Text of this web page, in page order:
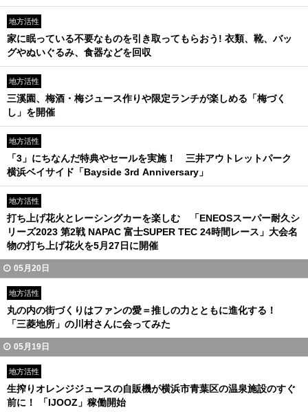
地方活性
家に眠っている不要なものを引き取ってもらおう! 衣類、靴、バッ
グやぬいぐるみ、食器などを回収
地方活性
三溪園、梅酒・梅ジュース作りや限定ランチが楽しめる「梅づく
し」を開催
地方活性
「3」にちなんだ特典やセールを実施！ 三井アウトレットパーク
横浜ベイサイド「Bayside 3rd Anniversary」
地方活性
打ち上げ花火とレーシングカーを楽しむ 「ENEOSスーパー耐久シ
リーズ2023 第2戦 NAPAC 富士SUPER TEC 24時間レース」大会名
物の打ち上げ花火を5月27日に開催
05月20日
地方活性
丸の内の街づくりはファンの愛＝推しの力とともに進化する！
「三菱地所」の川村さんに会ってみた
05月19日
地方活性
生搾りオレンジジュースの自販機が横浜市青葉区の温泉施設のすぐ
前に！ 「IJOOZ」稼働開始